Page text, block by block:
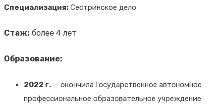
Специализация: Сестринское дело
Стаж: более 4 лет
Образование:
2022 г. — окончила Государственное автономное
профессиональное образовательное учреждение